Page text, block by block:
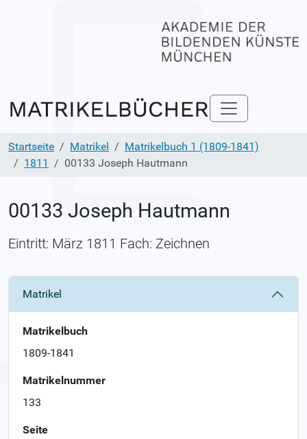
Startseite Matrikel
Matrikelbuch 1 (1809-1841)
1811
00133 Joseph Hautmann
00133 Joseph Hautmann
Eintritt: März 1811 Fach: Zeichnen
Matrikel
Matrikelbuch
1809-1841
Matrikelnummer
133
Seite